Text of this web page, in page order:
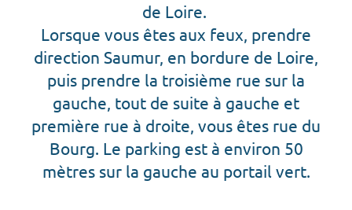
de Loire.
Lorsque vous êtes aux feux, prendre
direction Saumur, en bordure de Loire,
puis prendre la troisième rue sur la
gauche, tout de suite à gauche et
première rue à droite, vous êtes rue du
Bourg. Le parking est à environ 50
mètres sur la gauche au portail vert.